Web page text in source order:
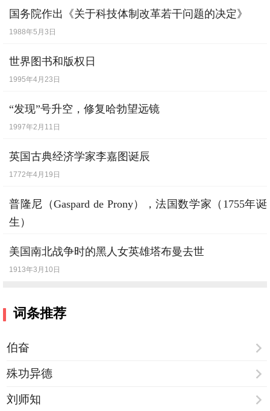
国务院作出《关于科技体制改革若干问题的决定》
1988年5月3日
世界图书和版权日
1995年4月23日
“发现”号升空，修复哈勃望远镜
1997年2月11日
英国古典经济学家李嘉图诞辰
1772年4月19日
普隆尼（Gaspard de Prony），法国数学家（1755年诞
生）
美国南北战争时的黑人女英雄塔布曼去世
1913年3月10日
词条推荐
伯奋
殊功异德
刘师知